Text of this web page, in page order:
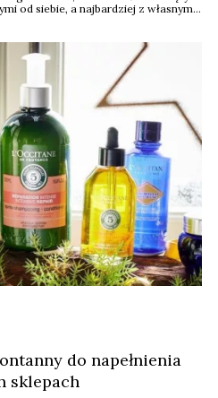
od siebie, a najbardziej z własnym
do napełnienia
sklepach